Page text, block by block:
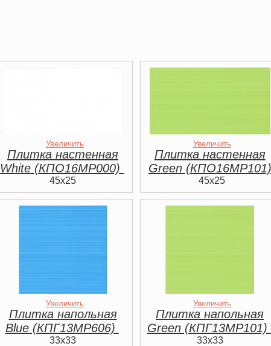
Увеличить
Плитка настенная
White (КПО16МР000)
45x25
Увеличить
Плитка настенная
Green (КПО16МР101)
45x25
Увеличить
Плитка напольная
Blue (КПГ13МР606)
33x33
Увеличить
Плитка напольная
Green (КПГ13МР101)
33x33